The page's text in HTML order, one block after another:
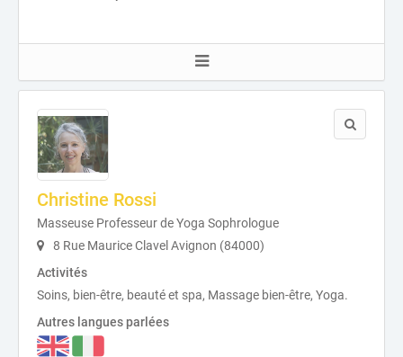
Christine Rossi
Masseuse Professeur de Yoga Sophrologue
8 Rue Maurice Clavel Avignon (84000)
Activités
Soins, bien-être, beauté et spa, Massage bien-être, Yoga.
Autres langues parlées